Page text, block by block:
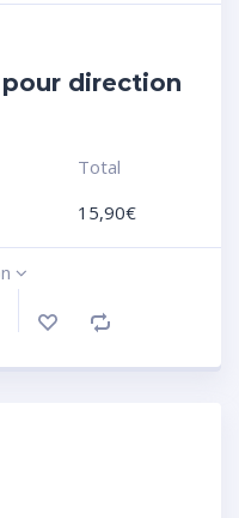
direction
Total
15,90€